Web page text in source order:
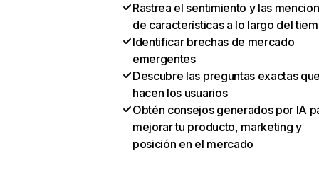
Rastrea el sentimiento y las
de características a lo largo del
Identificar brechas de mercado
emergentes
Descubre las preguntas exactas
hacen los usuarios
Obtén consejos generados por IA
mejorar tu producto, marketing y
posición en el mercado